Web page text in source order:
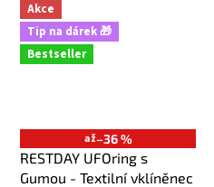
Akce
Tip na dárek 🎁
Bestseller
až–36 %
RESTDAY UFOring s
Gumou - Textilní vklíněnec